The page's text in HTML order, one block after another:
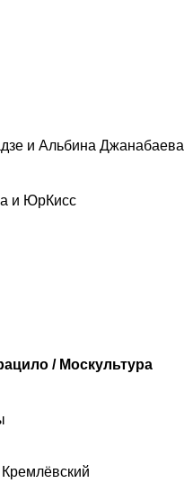
и Альбина Джанабаева
и ЮрКисс
/ Москультура